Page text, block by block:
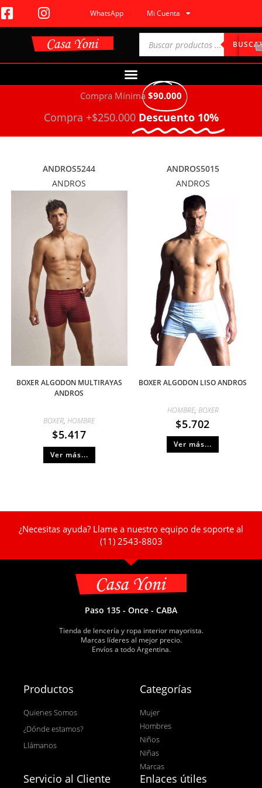
WhatsApp Mi Cuenta
Compra Mínima $90.000
Compra +$250.000 Descuento 10%
ANDROS5244
ANDROS
BOXER ALGODON MULTIRAYAS
ANDROS
BOXER,HOMBRE
$5.417
Ver más...
ANDROS5015
ANDROS
BOXER ALGODON LISO ANDROS
HOMBRE, BOXER
$5.702
Ver más...
¿Necesitas ayuda? Llame a nuestro equipo de soporte al
(11) 2543-8803
Paso 135 - Once - CABA
Tienda de lencería y ropa interior mayorista.
Marcas líderes al mejor precio.
Envíos a todo Argentina.
Productos
Quienes Somos
¿Dónde estamos?
Llámanos
Categorías
Mujer
Hombres
Niños
Niñas
Marcas
Servicio al Cliente Enlaces útiles